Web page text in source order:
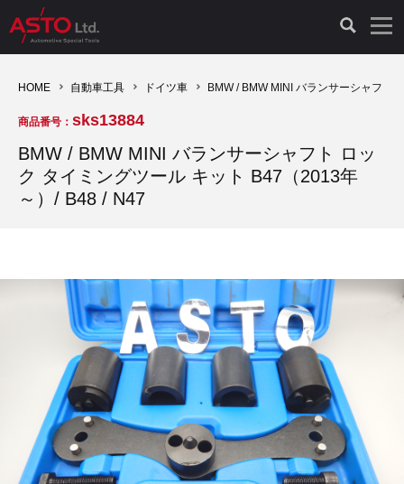
診断機（16）
キープログラマー（4）
オプション品（17）
TPMS（4）
その他（9）
診断テスター（10）
キープログラマー（20）
安定化電源ユニット（8）
バッテリーテスター（4）
古い車両用診断テスター（10）
バイク用診断テスター（7）
HCB TOOLS（45）
AST TOOLS（51）
ドイツ車（211）
イタリア/フランス車（27）
イギリス車（23）
アメリカ車（15）
オシロスコープ（2）
オシロ関連商品（9）
その他（8）
ドイツ車（427）
イタリア/フランス車（145）
スウェーデン車（45）
日本車（40）
ロシア（8）
ブレーキキャリパーリペアキット（368）
現品修理（77）
リビルト品（58）
イモビライザーOFF（1）
その他（6）
オシロスコープ（10）
アクセサリー（13）
HOME 自動車工具 ドイツ車 BMW / BMW MINI バランサーシャフト
商品番号： sks13884
BMW / BMW MINI バランサーシャフト ロッ
ク タイミングツール キット B47（2013年
～）/ B48 / N47